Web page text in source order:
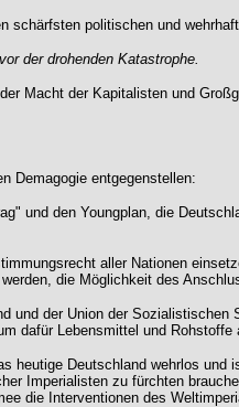
schärfsten politischen und
der drohenden Katastrophe.
Macht der Kapitalisten und
Demagogie entgegenstellen:
und den Youngplan, die
aller Nationen
die Möglichkeit des
und der Union der
dafür Lebensmittel und
heutige Deutschland wehrlos
Imperialisten zu fürchten
die Interventionen des